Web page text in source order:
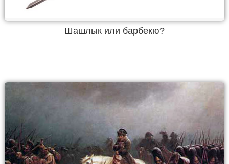
Шашлык или барбекю?